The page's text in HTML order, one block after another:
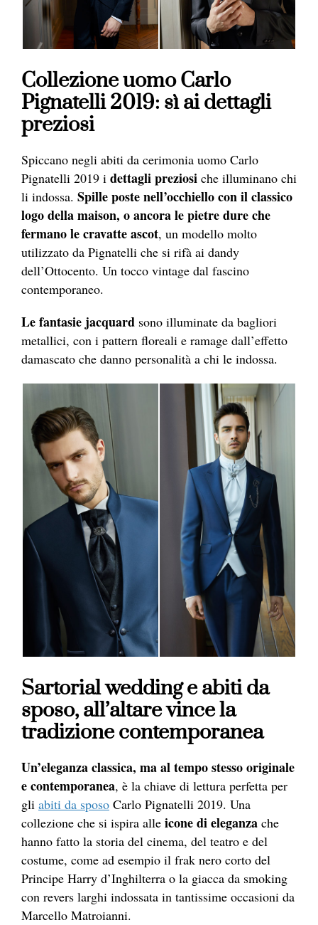
Collezione uomo Carlo
Pignatelli 2019: sì ai dettagli
preziosi
Spiccano negli abiti da cerimonia uomo Carlo
Pignatelli 2019 i dettagli preziosi che illuminano chi
li indossa. Spille poste nell’occhiello con il classico
logo della maison, o ancora le pietre dure che
fermano le cravatte ascot, un modello molto
utilizzato da Pignatelli che si rifà ai dandy
dell’Ottocento. Un tocco vintage dal fascino
contemporaneo.
Le fantasie jacquard sono illuminate da bagliori
metallici, con i pattern floreali e ramage dall’effetto
damascato che danno personalità a chi le indossa.
Sartorial wedding e abiti da
sposo, all’altare vince la
tradizione contemporanea
Un’eleganza classica, ma al tempo stesso originale
e contemporanea, è la chiave di lettura perfetta per
gli abiti da sposo Carlo Pignatelli 2019. Una
collezione che si ispira alle icone di eleganza che
hanno fatto la storia del cinema, del teatro e del
costume, come ad esempio il frak nero corto del
Principe Harry d’Inghilterra o la giacca da smoking
con revers larghi indossata in tantissime occasioni da
Marcello Matroianni.